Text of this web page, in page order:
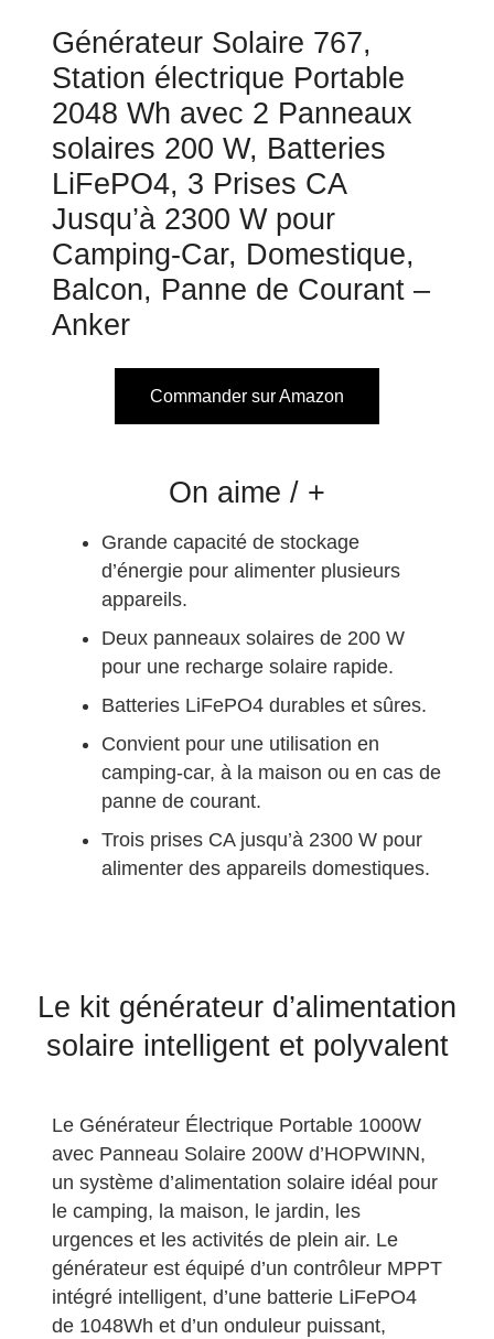
Générateur Solaire 767,
Station électrique Portable
2048 Wh avec 2 Panneaux
solaires 200 W, Batteries
LiFePO4, 3 Prises CA
Jusqu’à 2300 W pour
Camping-Car, Domestique,
Balcon, Panne de Courant –
Anker
Commander sur Amazon
On aime / +
Grande capacité de stockage
d’énergie pour alimenter plusieurs
appareils.
Deux panneaux solaires de 200 W
pour une recharge solaire rapide.
Batteries LiFePO4 durables et sûres.
Convient pour une utilisation en
camping-car, à la maison ou en cas de
panne de courant.
Trois prises CA jusqu’à 2300 W pour
alimenter des appareils domestiques.
Le kit générateur d’alimentation
solaire intelligent et polyvalent
Le Générateur Électrique Portable 1000W
avec Panneau Solaire 200W d’HOPWINN,
un système d’alimentation solaire idéal pour
le camping, la maison, le jardin, les
urgences et les activités de plein air. Le
générateur est équipé d’un contrôleur MPPT
intégré intelligent, d’une batterie LiFePO4
de 1048Wh et d’un onduleur puissant,